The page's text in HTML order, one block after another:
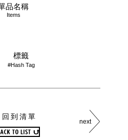
品名稱
Items
標籤
#Hash Tag
next
回到清單